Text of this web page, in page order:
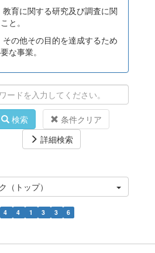
育に関する研究及び調査に関
と。
の他その目的を達成するため
な事業。
検索
条件クリア
詳細検索
（トップ）
4 4 1 3 3 6